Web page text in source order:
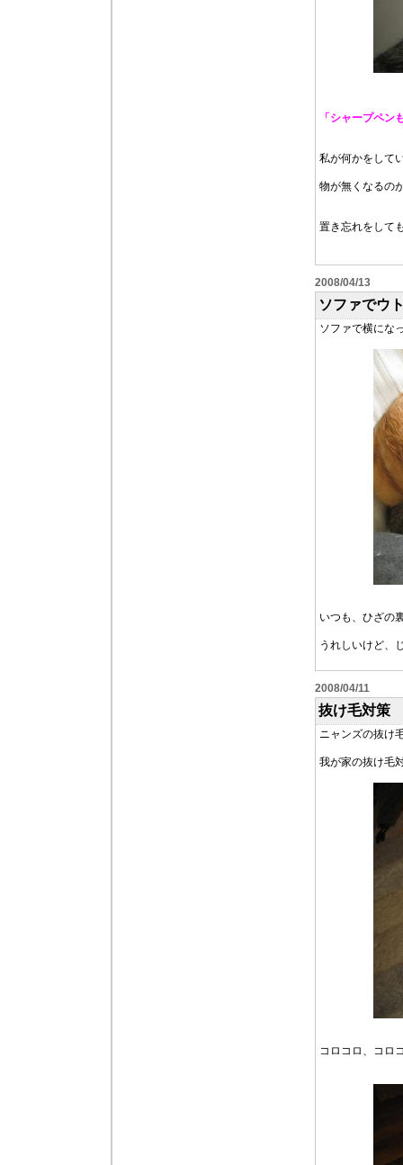
「シャープペン
私が何かをして
物が無くなるの
置き忘れをして
2008/04/13
ソファでウ
ソファで横にな
いつも、ひざの
うれしいけど、
2008/04/11
抜け毛対策
ニャンズの抜け
我が家の抜け毛
コロコロ、コロ